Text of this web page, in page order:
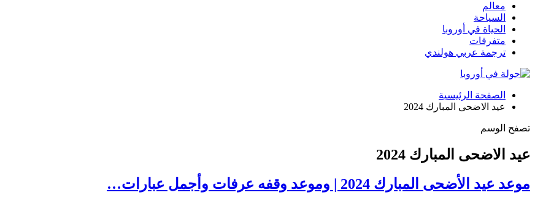
معالم
السياحة
الحياة في أوروبا
متفرقات
ترجمة عربي هولندي
الصفحة الرئيسية
عيد الاضحى المبارك 2024
تصفح الوسم
عيد الاضحى المبارك 2024
موعد عيد الأضحى المبارك 2024 | وموعد وقفه عرفات وأجمل عبارات…